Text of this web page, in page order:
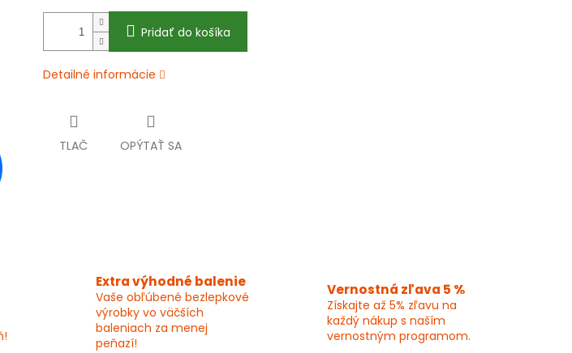
Pridať do košíka
Detailné informácie
TLAČ OPÝTAŤ SA
Extra výhodné balenie
Vaše obľúbené bezlepkové
výrobky vo väčších
baleniach za menej
peňazí!
Vernostná zľava 5 %
Získajte až 5% zľavu na
každý nákup s naším
vernostným programom.